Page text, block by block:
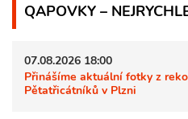
QAPOVKY –
07.08.2026 18:00
Přinášíme aktuální fotky z
Pětatřicátníků v Plzni